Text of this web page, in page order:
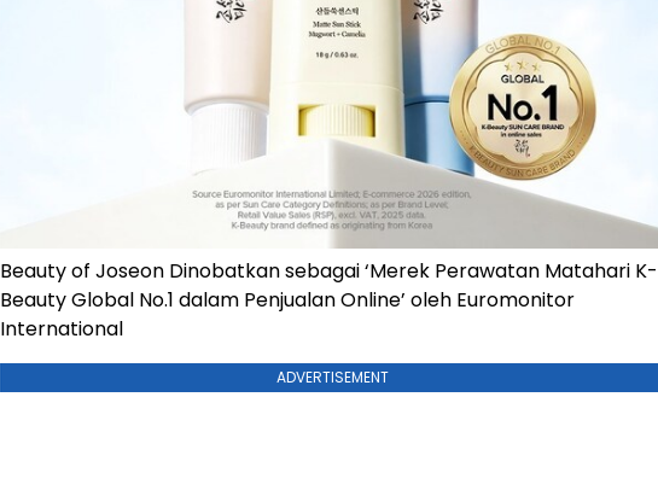
Beauty of Joseon Dinobatkan sebagai ‘Merek Perawatan Matahari K-
Beauty Global No.1 dalam Penjualan Online’ oleh Euromonitor
International
ADVERTISEMENT